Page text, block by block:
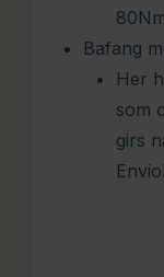
Bafang
Her
som
girs